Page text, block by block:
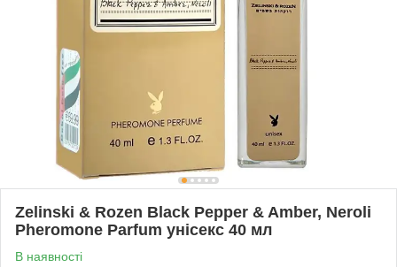
Zelinski & Rozen Black Pepper & Amber, Neroli
Pheromone Parfum унісекс 40 мл
В наявності